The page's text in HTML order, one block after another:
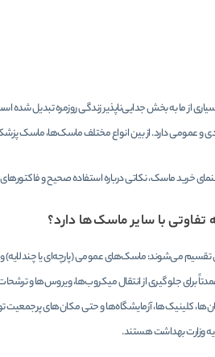
از ما به بخش جدایی‌ناپذیر زندگی روزمره تبدیل
دارد. از بین انواع مختلف ماسک‌ها، ماسک پزشکی
خرید ماسک، نکاتی درباره استفاده صحیح و
با سایر ماسک‌ها دارد؟
می‌شوند: ماسک‌های عمومی (پارچه‌ای یا
عمدتاً برای جلوگیری از انتقال میکروب‌ها، ویروس‌ها و
کلینیک‌ها، آزمایشگاه‌ها و حتی مکان‌های
وزارت بهداشت هستند.